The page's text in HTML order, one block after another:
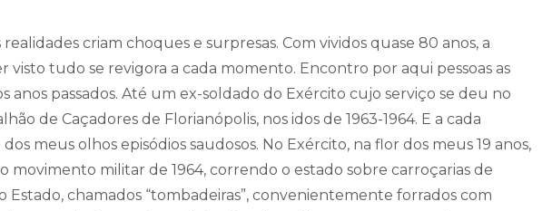
criam choques e surpresas. Com vividos quase 80 anos, a
visto tudo se revigora a cada momento. Encontro por aqui pessoas as
anos passados. Até um ex-soldado do Exército cujo serviço se deu no
de Caçadores de Florianópolis, nos idos de 1963-1964. E a cada
meus olhos episódios saudosos. No Exército, na flor dos meus 19 anos,
movimento militar de 1964, correndo o estado sobre carroçarias de
Estado, chamados “tombadeiras”, convenientemente forrados com